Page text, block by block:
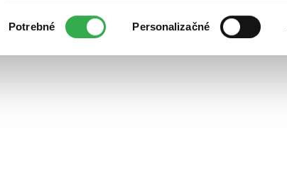
súhlasu
Potrebné Personalizačné